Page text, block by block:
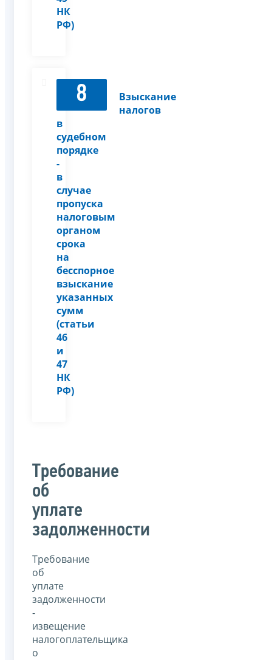
НК
РФ)
8
Взыскание
налогов
в
судебном
порядке
-
в
случае
пропуска
налоговым
органом
срока
на
бесспорное
взыскание
указанных
сумм
(статьи
46
и
47
НК
РФ)
Требование
об
уплате
задолженности
Требование
об
уплате
задолженности
-
извещение
налогоплательщика
о